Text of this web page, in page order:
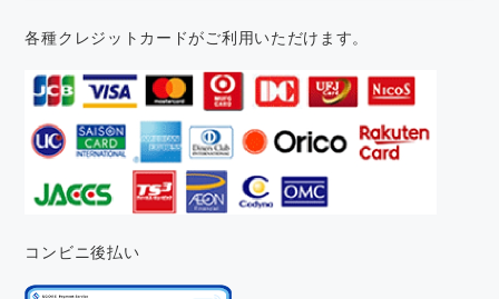
各種クレジットカードがご利用いただけます。
コンビニ後払い